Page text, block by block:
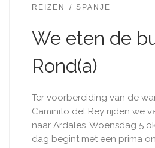
REIZEN SPANJE
We eten de
Rond(a)
Ter voorbereiding van de
Caminito del Rey rijden we
naar Ardales. Woensdag 5
dag begint met een prima